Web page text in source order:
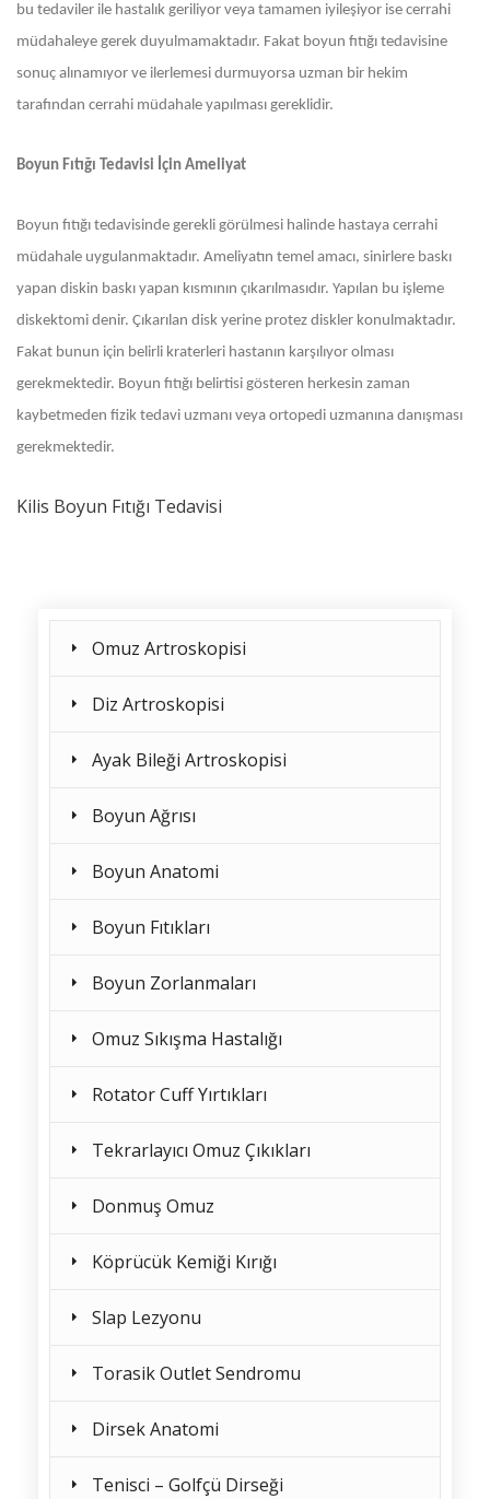
bu tedaviler ile hastalık geriliyor veya tamamen iyileşiyor ise cerrahi
müdahaleye gerek duyulmamaktadır. Fakat boyun fıtığı tedavisine
sonuç alınamıyor ve ilerlemesi durmuyorsa uzman bir hekim
tarafından cerrahi müdahale yapılması gereklidir.
Boyun Fıtığı Tedavisi İçin Ameliyat
Boyun fıtığı tedavisinde gerekli görülmesi halinde hastaya cerrahi
müdahale uygulanmaktadır. Ameliyatın temel amacı, sinirlere baskı
yapan diskin baskı yapan kısmının çıkarılmasıdır. Yapılan bu işleme
diskektomi denir. Çıkarılan disk yerine protez diskler konulmaktadır.
Fakat bunun için belirli kraterleri hastanın karşılıyor olması
gerekmektedir. Boyun fıtığı belirtisi gösteren herkesin zaman
kaybetmeden fizik tedavi uzmanı veya ortopedi uzmanına danışması
gerekmektedir.
Kilis Boyun Fıtığı Tedavisi
Omuz Artroskopisi
Diz Artroskopisi
Ayak Bileği Artroskopisi
Boyun Ağrısı
Boyun Anatomi
Boyun Fıtıkları
Boyun Zorlanmaları
Omuz Sıkışma Hastalığı
Rotator Cuff Yırtıkları
Tekrarlayıcı Omuz Çıkıkları
Donmuş Omuz
Köprücük Kemiği Kırığı
Slap Lezyonu
Torasik Outlet Sendromu
Dirsek Anatomi
Tenisci – Golfçü Dirseği